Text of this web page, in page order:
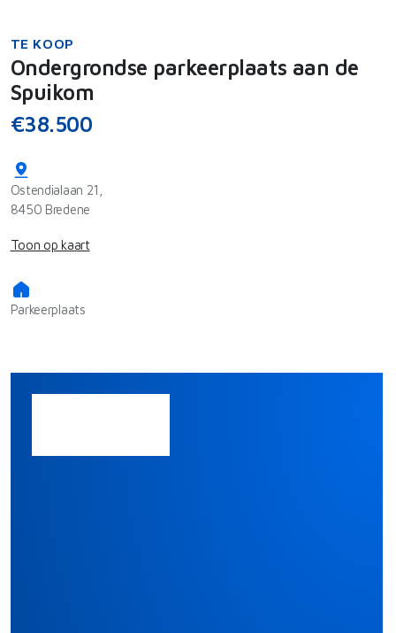
TE KOOP
Ondergrondse parkeerplaats aan de
Spuikom
€38.500
Ostendialaan 21,
8450 Bredene
Toon op kaart
Parkeerplaats